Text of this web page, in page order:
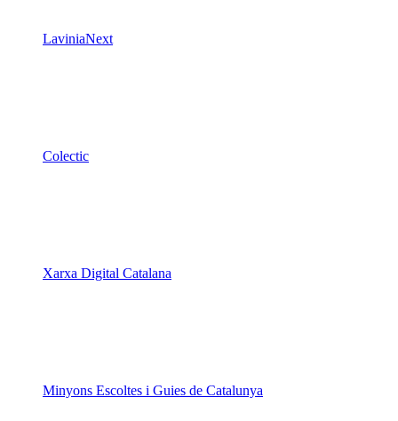
LaviniaNext
Colectic
Xarxa Digital Catalana
Minyons Escoltes i Guies de Catalunya